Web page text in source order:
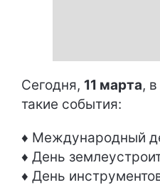
Сегодня, 11 марта,
такие события:
♦ Международный
♦ День
♦ День